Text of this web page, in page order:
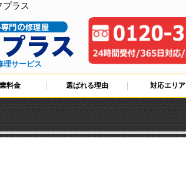
ラス
理サービス
料金 選ばれる理由 対応エリア